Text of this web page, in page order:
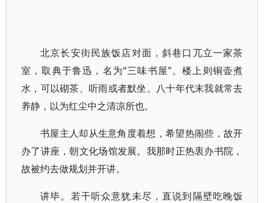
北京长安街民族饭店对面，斜巷口兀立一家茶
室，取典于鲁迅，名为“三味书屋”。楼上则铜壶煮
水，可以砌茶、听雨或者默坐。八十年代末我就常去
养静，以为红尘中之清凉所也。
书屋主人却从生意角度着想，希望热闹些，故开
办了讲座，朝文化场馆发展。我那时正热衷办书院，
故被约去做规划并开讲。
讲毕。若干听众意犹未尽，直说到隔壁吃晚饭